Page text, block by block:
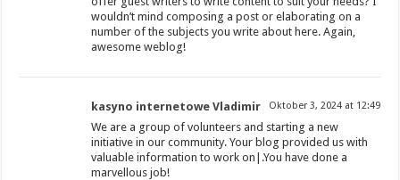
wouldn’t mind composing a post or elaborating on a
number of the subjects you write about here. Again,
awesome weblog!
kasyno internetowe Vladimir Oktober 3, 2024 at 12:49
We are a group of volunteers and starting a new
initiative in our community. Your blog provided us with
valuable information to work on|.You have done a
marvellous job!